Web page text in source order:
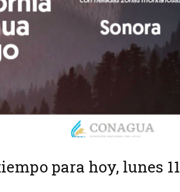
para hoy, lunes